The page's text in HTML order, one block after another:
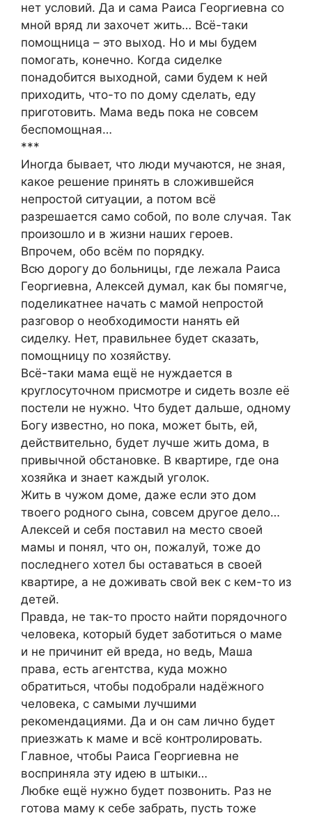
нет условий. Да и сама Раиса Георгиевна со
мной вряд ли захочет жить… Всё-таки
помощница – это выход. Но и мы будем
помогать, конечно. Когда сиделке
понадобится выходной, сами будем к ней
приходить, что-то по дому сделать, еду
приготовить. Мама ведь пока не совсем
беспомощная…
***
Иногда бывает, что люди мучаются, не зная,
какое решение принять в сложившейся
непростой ситуации, а потом всё
разрешается само собой, по воле случая. Так
произошло и в жизни наших героев.
Впрочем, обо всём по порядку.
Всю дорогу до больницы, где лежала Раиса
Георгиевна, Алексей думал, как бы помягче,
поделикатнее начать с мамой непростой
разговор о необходимости нанять ей
сиделку. Нет, правильнее будет сказать,
помощницу по хозяйству.
Всё-таки мама ещё не нуждается в
круглосуточном присмотре и сидеть возле её
постели не нужно. Что будет дальше, одному
Богу известно, но пока, может быть, ей,
действительно, будет лучше жить дома, в
привычной обстановке. В квартире, где она
хозяйка и знает каждый уголок.
Жить в чужом доме, даже если это дом
твоего родного сына, совсем другое дело…
Алексей и себя поставил на место своей
мамы и понял, что он, пожалуй, тоже до
последнего хотел бы оставаться в своей
квартире, а не доживать свой век с кем-то из
детей.
Правда, не так-то просто найти порядочного
человека, который будет заботиться о маме
и не причинит ей вреда, но ведь, Маша
права, есть агентства, куда можно
обратиться, чтобы подобрали надёжного
человека, с самыми лучшими
рекомендациями. Да и он сам лично будет
приезжать к маме и всё контролировать.
Главное, чтобы Раиса Георгиевна не
восприняла эту идею в штыки…
Любке ещё нужно будет позвонить. Раз не
готова маму к себе забрать, пусть тоже